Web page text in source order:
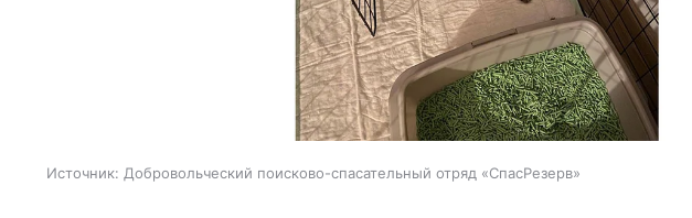
Источник: Добровольческий поисково-спасательный отряд «СпасРезерв»